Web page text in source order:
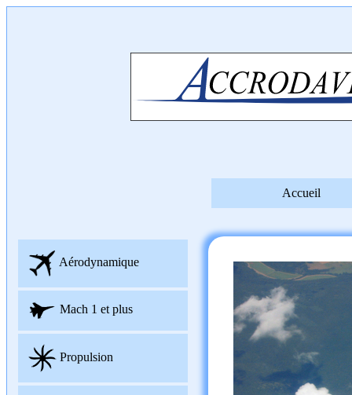
Accueil
Aérodynamique
Mach 1 et plus
Propulsion